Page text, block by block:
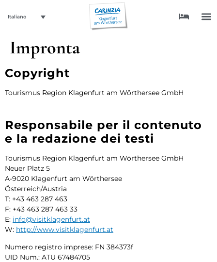
Italiano
Impronta
Copyright
Tourismus Region Klagenfurt am Wörthersee GmbH
Responsabile per il contenuto
e la redazione dei testi
Tourismus Region Klagenfurt am Wörthersee GmbH
Neuer Platz 5
A-9020 Klagenfurt am Wörthersee
Österreich/Austria
T: +43 463 287 463
F: +43 463 287 463 33
E: info@visitklagenfurt.at
W: http://www.visitklagenfurt.at
Numero registro imprese: FN 384373f
UID Num.: ATU 67484705